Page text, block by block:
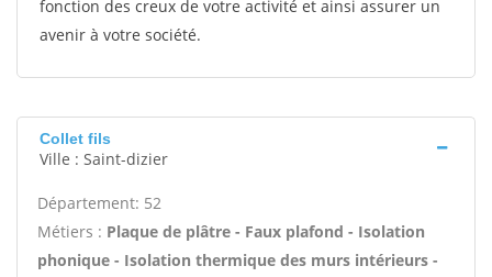
fonction des creux de votre activité et ainsi assurer un
avenir à votre société.
Collet fils
Ville : Saint-dizier
Département: 52
Métiers : Plaque de plâtre - Faux plafond - Isolation
phonique - Isolation thermique des murs intérieurs -